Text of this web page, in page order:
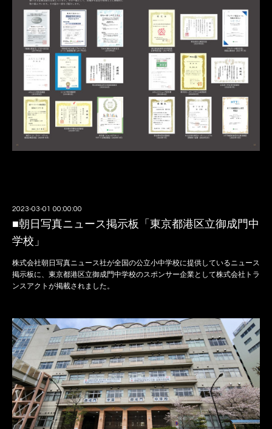
2023-03-01 00:00:00
■朝日写真ニュース掲示板「東京都港区立御成門中
学校」
株式会社朝日写真ニュース社が全国の公立小中学校に提供しているニュース
掲示板に、東京都港区立御成門中学校のスポンサー企業として株式会社トラ
ンスアクトが掲載されました。